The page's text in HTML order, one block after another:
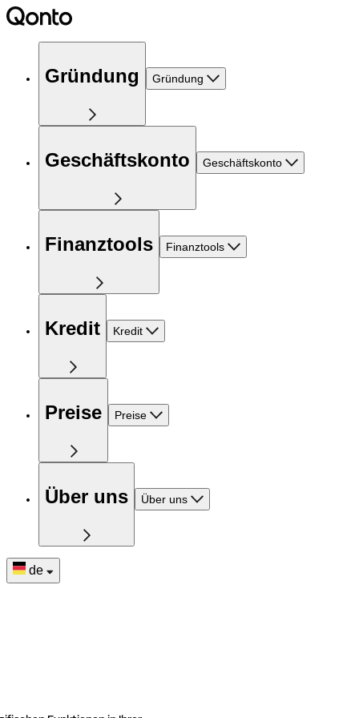
Gründung Gründung
Geschäftskonto Geschäftskonto
Finanztools Finanztools
Kredit Kredit
Preise Preise
Über uns Über uns
de